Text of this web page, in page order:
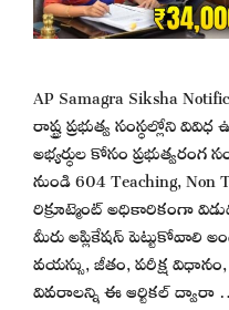
AP Samagra Siksha
రాష్ట్ర ప్రభుత్వ సంస్థల్లోని
అభ్యర్థుల కోసం ప్రభుత్వరంగ
నుండి 604 Teaching, Non
రిక్రూట్మెంట్ అధికారికంగా
మీరు అప్లికేషన్ పెట్టుకోవాలి
వయస్సు, జీతం, పరీక్ష
వివరాలన్ని ఈ ఆర్టికల్ ద్వారా